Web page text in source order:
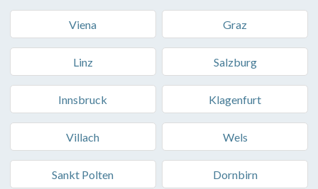
Viena Graz
Linz Salzburg
Innsbruck Klagenfurt
Villach Wels
Sankt Polten Dornbirn